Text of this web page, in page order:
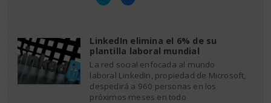
para
(Se
abre
en
ventana
nueva)
para
(Se
abre
en
ventana
nueva)
LinkedIn elimina el 6% de su
plantilla laboral mundial
La red social enfocada al mundo
laboral LinkedIn, propiedad de Microsoft,
despedirá a 960 personas en los
próximos meses en todo